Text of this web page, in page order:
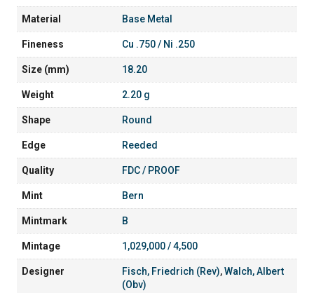
Material Base Metal
Fineness Cu .750 / Ni .250
Size (mm) 18.20
Weight 2.20 g
Shape Round
Edge Reeded
Quality FDC / PROOF
Mint Bern
Mintmark B
Mintage 1,029,000 / 4,500
Designer Fisch, Friedrich (Rev),Walch, Albert
(Obv)